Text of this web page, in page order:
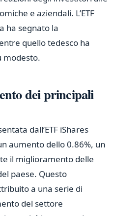
e aziendali. L’ETF
ha segnato la
quello tedesco ha
modesto.
dei principali
dall’ETF iShares
aumento dello 0.86%, un
il miglioramento delle
paese. Questo
a una serie di
del settore